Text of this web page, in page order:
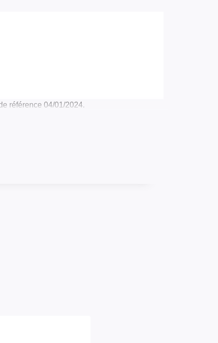
référence 04/01/2024.